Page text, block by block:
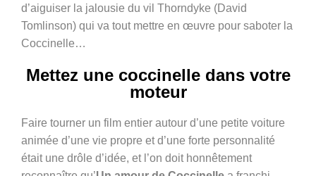
d’aiguiser la jalousie du vil Thorndyke (David
Tomlinson) qui va tout mettre en œuvre pour saboter la
Coccinelle…
Mettez une coccinelle dans votre
moteur
Faire tourner un film entier autour d’une petite voiture
animée d’une vie propre et d’une forte personnalité
était une drôle d’idée, et l’on doit honnêtement